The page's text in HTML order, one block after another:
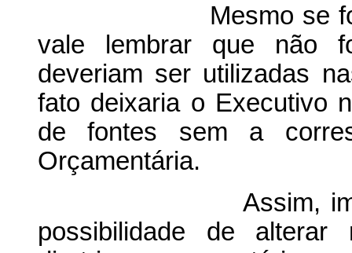
Mesmo se fosse
vale lembrar que não
deveriam ser utilizadas
fato deixaria o Executivo
de fontes sem a
Orçamentária.
Assim, imputar à
possibilidade de